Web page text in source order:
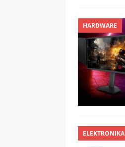
HARDWARE
ELEKTRONIKA